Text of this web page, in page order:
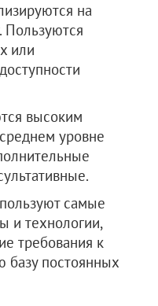
на
Пользуются
или
высоким
уровне
самые
и технологии,
требования к
базу постоянных